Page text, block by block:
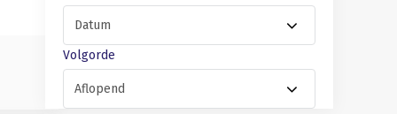
Volgorde